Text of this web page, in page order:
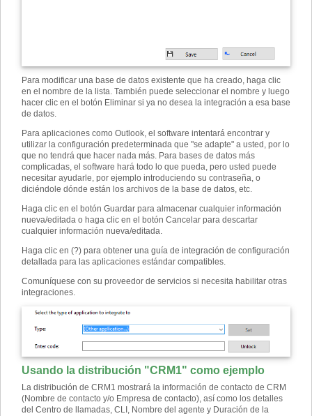
Para modificar una base de datos existente que ha creado, haga clic
en el nombre de la lista. También puede seleccionar el nombre y luego
hacer clic en el botón Eliminar si ya no desea la integración a esa base
de datos.
Para aplicaciones como Outlook, el software intentará encontrar y
utilizar la configuración predeterminada que "se adapte" a usted, por lo
que no tendrá que hacer nada más. Para bases de datos más
complicadas, el software hará todo lo que pueda, pero usted puede
necesitar ayudarle, por ejemplo introduciendo su contraseña, o
diciéndole dónde están los archivos de la base de datos, etc.
Haga clic en el botón Guardar para almacenar cualquier información
nueva/editada o haga clic en el botón Cancelar para descartar
cualquier información nueva/editada.
Haga clic en (?) para obtener una guía de integración de configuración
detallada para las aplicaciones estándar compatibles.
Comuníquese con su proveedor de servicios si necesita habilitar otras
integraciones.
Usando la distribución "CRM1" como ejemplo
La distribución de CRM1 mostrará la información de contacto de CRM
(Nombre de contacto y/o Empresa de contacto), así como los detalles
del Centro de llamadas, CLI, Nombre del agente y Duración de la